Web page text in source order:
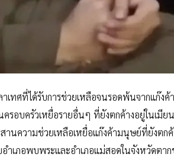
ทศที่ได้รับการช่วยเหลือจนรอดพ้นจากแก๊งค้
รอบครัวเหยื่อรายอื่นๆ ที่ยังตกค้างอยู่ในเมี
านความช่วยเหลือเหยื่อแก๊งค้ามนุษย์ที่ยังตก
อำเภอพบพระและอำเภอแม่สอดในจังหวัดตา